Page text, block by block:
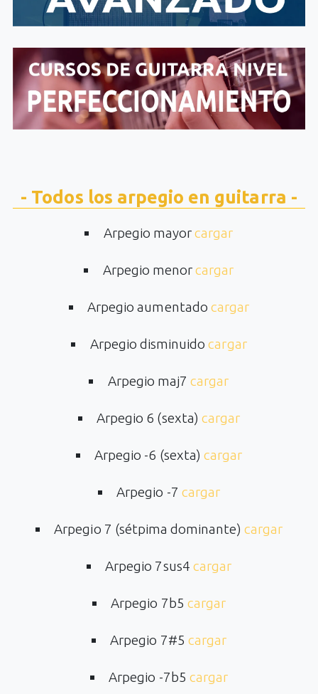
- Todos los arpegio en guitarra -
Arpegio mayorcargar
Arpegio menorcargar
Arpegio aumentado cargar
Arpegio disminuidocargar
Arpegio maj7cargar
Arpegio 6 (sexta) cargar
Arpegio -6 (sexta) cargar
Arpegio -7 cargar
Arpegio 7 (sétpima dominante) cargar
Arpegio 7sus4 cargar
Arpegio 7b5 cargar
Arpegio 7#5 cargar
Arpegio -7b5 cargar